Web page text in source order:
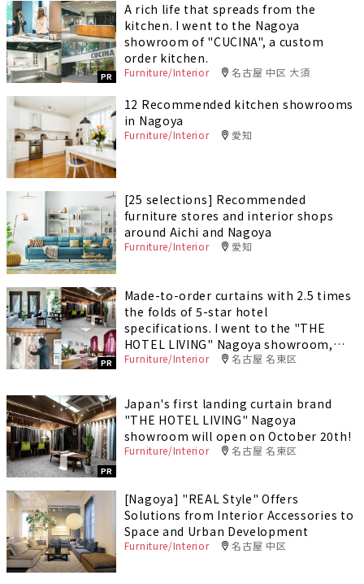
PR
A rich life that spreads from the
kitchen. I went to the Nagoya
showroom of "CUCINA", a custom
order kitchen.
Furniture/Interior 名古屋 中区 大須
12 Recommended kitchen showrooms
in Nagoya
Furniture/Interior 愛知
[25 selections] Recommended
furniture stores and interior shops
around Aichi and Nagoya
Furniture/Interior 愛知
PR
Made-to-order curtains with 2.5 times
the folds of 5-star hotel
specifications. I went to the "THE
HOTEL LIVING" Nagoya showroom,
which is also paying attention to the
Furniture/Interior 名古屋 名東区
PR
Japan's first landing curtain brand
"THE HOTEL LIVING" Nagoya
showroom will open on October 20th!
Furniture/Interior 名古屋 名東区
[Nagoya] "REAL Style" Offers
Solutions from Interior Accessories to
Space and Urban Development
Furniture/Interior 名古屋 中区